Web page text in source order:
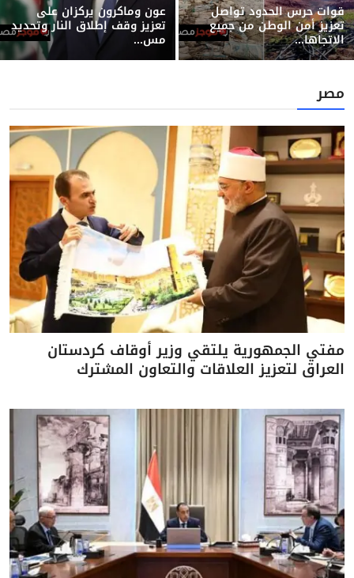
قوات حرس الحدود تواصل
تعزيز أمن الوطن من جميع
الاتجاها...
عون وماكرون يركزان على
تعزيز وقف إطلاق النار وتحديد
مس...
مصر
مفتي الجمهورية يلتقي وزير أوقاف كردستان
العراق لتعزيز العلاقات والتعاون المشترك